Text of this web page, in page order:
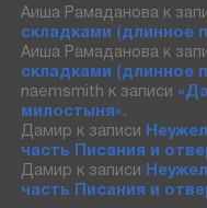
Аиша Рамадановак
складками (длинное
Аиша Рамадановак
складками (длинное
naemsmith к записи
милостыня».
Дамир к записи
часть Писания и
Дамир к записи
часть Писания и